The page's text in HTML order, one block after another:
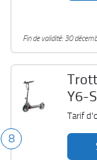
Fin de validité: 30
8
Y6-S
Tarif